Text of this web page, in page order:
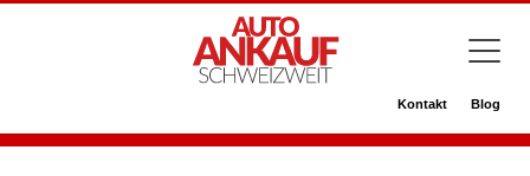
Kontakt Blog